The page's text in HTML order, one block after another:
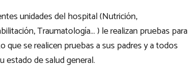
unidades del hospital (Nutrición,
Traumatología… ) le realizan pruebas para
que se realicen pruebas a sus padres y a todos
estado de salud general.